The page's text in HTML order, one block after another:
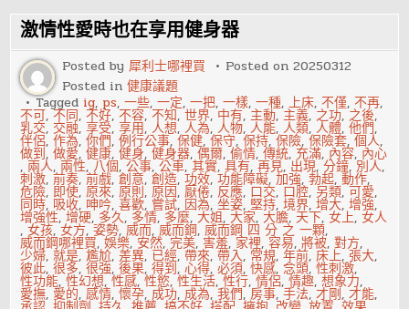
炎
會
通
過
這
三
個
途
徑
傳
播
感
染
激情性愛時也在享用健身器
Posted by犀利士哪裡買 Posted on20250312
Posted in健康議題
Tagged ig, ps,一些,一定,一把,一樣,一種,上床,不僅,不再,
不可,不同,不好,不容,不知,世界, 中有,主動,主義, 之功, 之後,
乳交, 交融,享受,享用,人想,人為,人物,人能,人類,人體,他們,
伴侶,作為,你們,例行公事,保健,保守,保持,保險,保險套,個人,
做到,做愛,健康,健身,健身器,偶爾,偷情,傳統, 充滿, 內容, 內心
, 兩人, 兩性, 八個,公事,公車,其實,具有,再見, 出現,分鐘, 別人,
刺激,前奏,前戲,創意,創造,功效,功能障礙,加強,勃起,動作,
危險, 即使,原來,原則,原因,厭倦, 反應, 口交, 口腔, 另類,可愛,
同時, 吸收, 呻吟,喜歡, 嘗試, 因為,坐姿,堅持,境界,增大,增強,
增強性,增硬, 多久, 多情, 多麼,大姐,大家,大膽, 天下,女上,女人
,女孩,女方,姿勢,威而,威而鋼,威而鋼 四 分 之 一顆,
威而鋼哪裡買,娛樂, 安然,完美,害羞, 家裡,容易,將被,對方,
少婦,就是,尷尬,差異, 已經,帶來,帶入, 常規,年前,床上,張大,
彼此,很多,很強,後果,得到,心得,必須,快感,念頭,性刺激,
性功能,性幻想,性感,性慾,性生活,性行,情侶,情趣,想象力,
愛撫, 愛的,感情,懷孕, 成功, 成為,我們,房事,手法,才剛,才能,